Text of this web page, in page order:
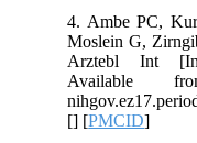
4. Ambe PC,
Moslein G,
Arztebl Int
Available
[] [PMCID